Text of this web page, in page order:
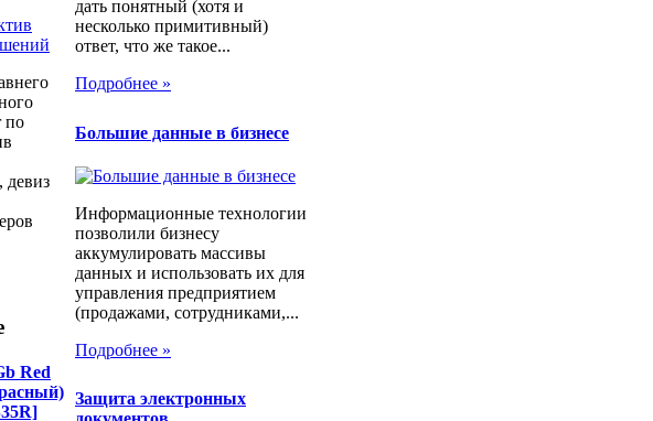
по
девиз
Red
дать понятный (хотя и
несколько примитивный)
ответ, что же такое...
Подробнее »
Большие данные в бизнесе
Информационные технологии
позволили бизнесу
аккумулировать массивы
данных и использовать их для
управления предприятием
(продажами, сотрудниками,...
Подробнее »
Защита электронных